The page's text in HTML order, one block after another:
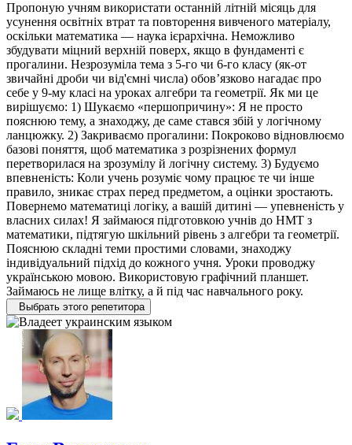
Пропоную учням використати останній літній місяць для
усунення освітніх втрат та повторення вивченого матеріалу,
оскільки математика — наука ієрархічна. Неможливо
збудувати міцний верхній поверх, якщо в фундаменті є
прогалини. Незрозуміла тема з 5-го чи 6-го класу (як-от
звичайні дроби чи від'ємні числа) обов’язково нагадає про
себе у 9-му класі на уроках алгебри та геометрії. Як ми це
вирішуємо: 1) Шукаємо «першопричину»: Я не просто
пояснюю тему, а знаходжу, де саме стався збій у логічному
ланцюжку. 2) Закриваємо прогалини: Покроково відновлюємо
базові поняття, щоб математика з розрізнених формул
перетворилася на зрозумілу й логічну систему. 3) Будуємо
впевненість: Коли учень розуміє чому працює те чи інше
правило, зникає страх перед предметом, а оцінки зростають.
Повернемо математиці логіку, а вашій дитині — упевненість у
власних силах! Я займаюся підготовкою учнів до НМТ з
математики, підтягую шкільний рівень з алгебри та геометрії.
Пояснюю складні теми простими словами, знаходжу
індивідуальний підхід до кожного учня. Уроки проводжу
українською мовою. Використовую графічний планшет.
Займаюсь не лище влітку, а й під час навчального року.
Выбрать этого репетитора